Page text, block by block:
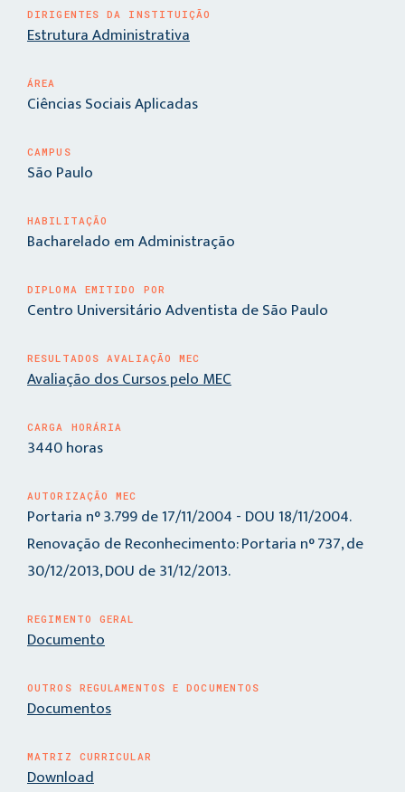
DIRIGENTES DA INSTITUIÇÃO
Estrutura Administrativa
ÁREA
Ciências Sociais Aplicadas
CAMPUS
São Paulo
HABILITAÇÃO
Bacharelado em Administração
DIPLOMA EMITIDO POR
Centro Universitário Adventista de São Paulo
RESULTADOS AVALIAÇÃO MEC
Avaliação dos Cursos pelo MEC
CARGA HORÁRIA
3440 horas
AUTORIZAÇÃO MEC
Portaria n° 3.799 de 17/11/2004 - DOU 18/11/2004.
Renovação de Reconhecimento: Portaria n° 737, de
30/12/2013, DOU de 31/12/2013.
REGIMENTO GERAL
Documento
OUTROS REGULAMENTOS E DOCUMENTOS
Documentos
MATRIZ CURRICULAR
Download